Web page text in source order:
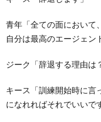
青年「全ての面において
自分は最高のエージェン
ジーク「辞退する理由は
キース「訓練開始時に言
になれればそれでいいで